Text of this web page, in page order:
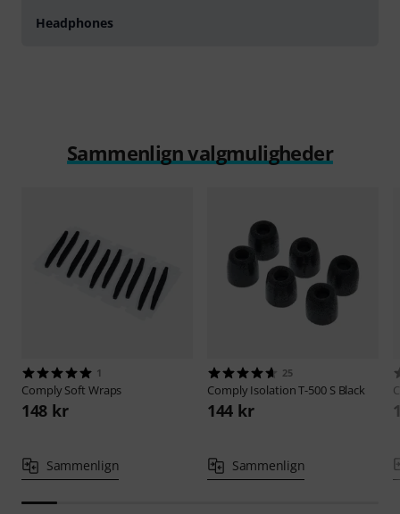
Headphones
Sammenlign valgmuligheder
1
Comply Soft Wraps
148 kr
Sammenlign
25
Comply Isolation T-500 S Black
144 kr
Sammenlign